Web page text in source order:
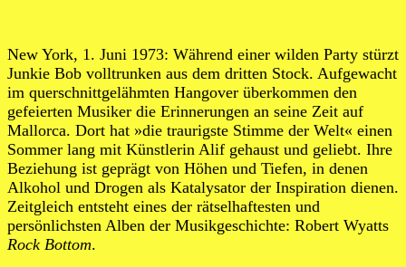
New York, 1. Juni 1973: Während einer wilden Party stürzt
Junkie Bob volltrunken aus dem dritten Stock. Aufgewacht
im querschnittgelähmten Hangover überkommen den
gefeierten Musiker die Erinnerungen an seine Zeit auf
Mallorca. Dort hat »die traurigste Stimme der Welt« einen
Sommer lang mit Künstlerin Alif gehaust und geliebt. Ihre
Beziehung ist geprägt von Höhen und Tiefen, in denen
Alkohol und Drogen als Katalysator der Inspiration dienen.
Zeitgleich entsteht eines der rätselhaftesten und
persönlichsten Alben der Musikgeschichte: Robert Wyatts
Rock Bottom.